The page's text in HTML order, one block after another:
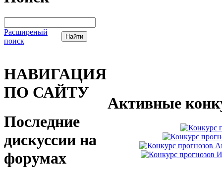
Расширеный
поиск
НАВИГАЦИЯ
ПО САЙТУ
Последние
дискуссии на
форумах
Активные